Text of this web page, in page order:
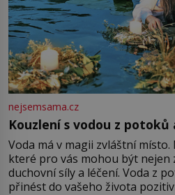
nejsemsama.cz
Kouzlení s vodou z potoků
Voda má v magii zvláštní
které pro vás mohou být nejen
duchovní síly a léčení. Voda z
přinést do vašeho života